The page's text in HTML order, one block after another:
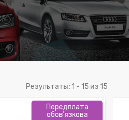
Результаты: 1 - 15 из 15
Передплата
обов'язкова